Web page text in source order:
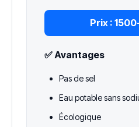
Prix :
✅ Avantages
Pas de sel
Eau potable sans
Écologique